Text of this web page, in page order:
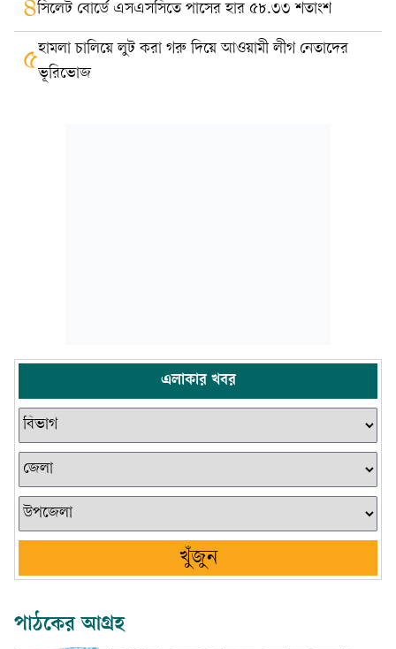
৪সিলেট বোর্ডে এসএসসিতে পাসের হার ৫৮.৩৩ শতাংশ
৫হামলা চালিয়ে লুট করা গরু দিয়ে আওয়ামী লীগ নেতাদের
ভূরিভোজ
এলাকার খবর
খুঁজুন
পাঠকের আগ্রহ